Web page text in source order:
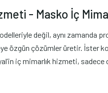
- Masko İç
değil, aynı zamanda
özgün çözümler üretir. İster
iç mimarlık hizmeti, sadece